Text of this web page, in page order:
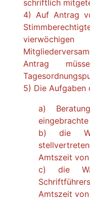
schriftlich
4) Auf Antrag
vierwöchigen
Antrag
5) Die Aufgaben
a)
b) die
Amtszeit
c) die
Amtszeit